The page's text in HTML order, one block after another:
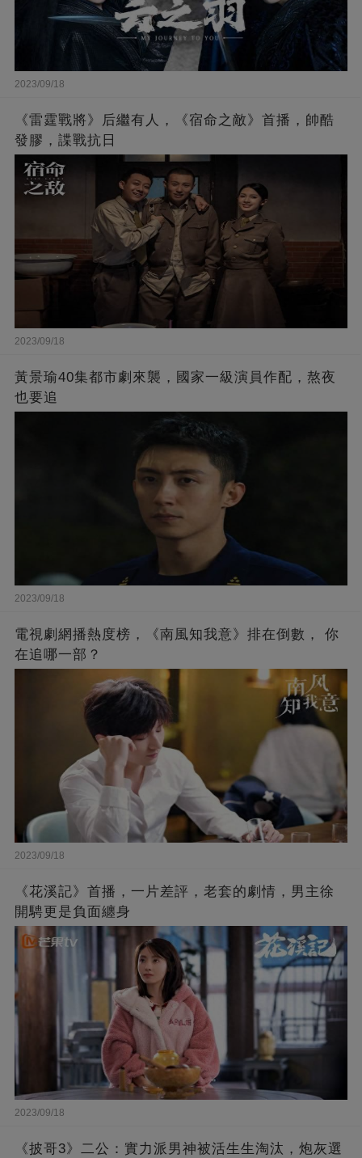
2023/09/18
《雷霆戰將》后繼有人，《宿命之敵》首播，帥酷
發膠，諜戰抗日
2023/09/18
黃景瑜40集都市劇來襲，國家一級演員作配，熬夜
也要追
2023/09/18
電視劇網播熱度榜，《南風知我意》排在倒數， 你
在追哪一部？
2023/09/18
《花溪記》首播，一片差評，老套的劇情，男主徐
開騁更是負面纏身
2023/09/18
《披哥3》二公：實力派男神被活生生淘汰，炮灰選